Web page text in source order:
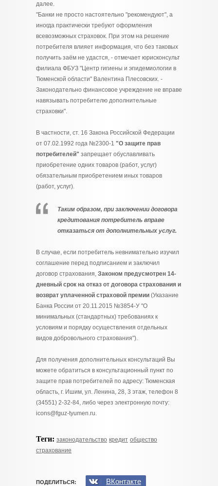
далее.
"Банки не просто настоятельно "рекомендуют", а
иногда практически требуют оформления
всевозможных страховок. При этом на решение
потребителя влияет информация, что без таковых
получить заём не удастся, - отмечает юрисконсульт
филиала ФБУЗ "Центр гигиены и эпидемиологии в
Тюменской области" Валентина Плесовских. -
Законодательно финансовое учреждение не вправе
навязывать потребителю дополнительные
страховки".
В частности, ст. 16 Закона Российской Федерации
от 07.02.1992 года №2300-1 "О защите прав
потребителей" запрещает обуславливать
приобретение одних товаров (работ, услуг)
обязательным приобретением иных товаров
(работ, услуг).
Таким образом, при заключении договора
кредитования потребитель вправе
отказаться от дополнительных услуг.
В случае, если потребитель невнимательно изучил
соглашение перед подписанием и заключил
договор страхования, Законом предусмотрен 14-
дневный срок на отказ от договора страхования и
возврат уплаченной страховой премии (Указание
Банка России от 20.11.2015 №3854-У "О
минимальных (стандартных) требованиях к
условиям и порядку осуществления отдельных
видов добровольного страхования").
Для получения дополнительных консультаций Вы
можете обратиться в консультационный пункт по
защите прав потребителей по адресу: Тюменская
область, г. Ишим, ул. Ленина, 28, 3 этаж, телефон 8
(34551) 2-32-84, либо через электронную почту:
icons@fguz-tyumen.ru.
Теги: законодательство кредит общество
страхование
ПОДЕЛИТЬСЯ:
ВКонтакте